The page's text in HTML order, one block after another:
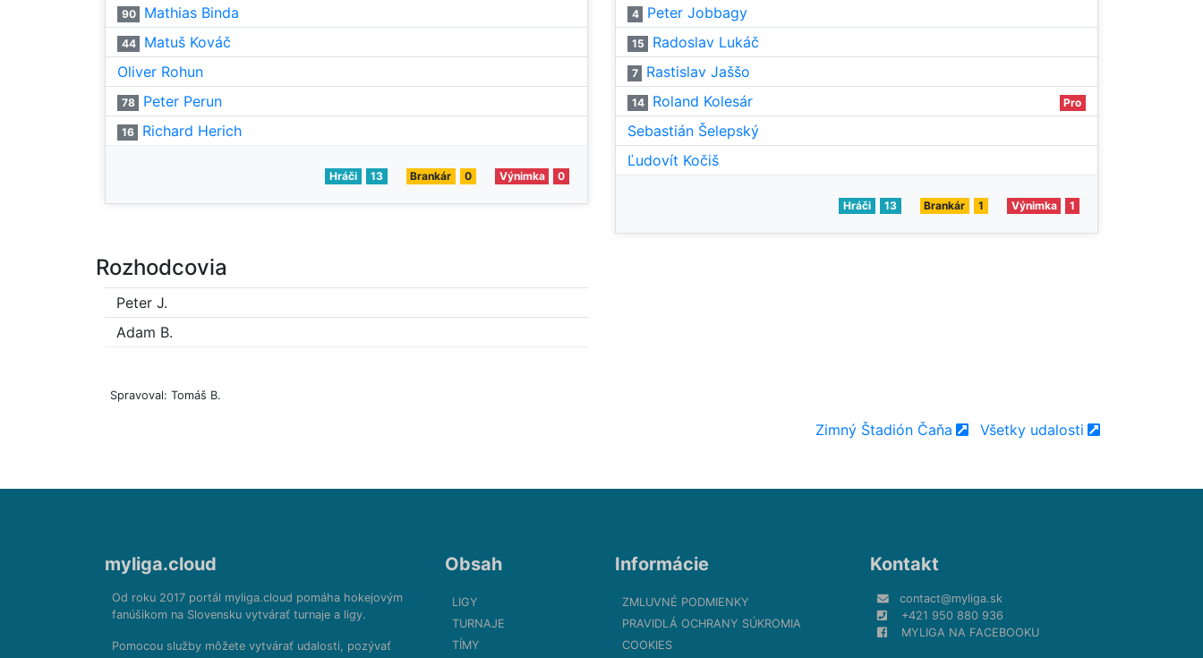
90 Mathias Binda
44
Matuš Kováč
Oliver Rohun
78 Peter Perun
16 Richard Herich
Hráči 13 Brankár 0 Výnimka 0
4 Peter Jobbagy
15 Radoslav Lukáč
7 Rastislav Jaššo
14 Roland Kolesár Pro
Sebastián Šelepský
Ľudovít Kočiš
Hráči 13 Brankár 1 Výnimka 1
Rozhodcovia
Peter J.
Adam B.
Spravoval: Tomáš B.
Zimný Štadión Čaňa Všetky udalosti
myliga.cloud
Od roku 2017 portál myliga.cloud pomáha hokejovým
fanúšikom na Slovensku vytvárať turnaje a ligy.
Pomocou služby môžete vytvárať udalosti, pozývať
Obsah
LIGY
TURNAJE
TÍMY
Informácie
ZMLUVNÉ PODMIENKY
PRAVIDLÁ OCHRANY SÚKROMIA
COOKIES
Kontakt
contact@myliga.sk
+421 950 880 936
MYLIGA NA FACEBOOKU